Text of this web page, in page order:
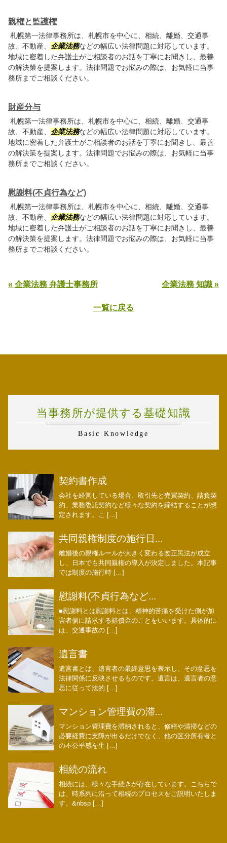
親権と監護権
札幌第一法律事務所は、札幌市を中心に、相続、離婚、交通事
故、不動産、 企業法務などの幅広い法律問題に対応しています。
地域に密着した弁護士がご相談者のお話を丁寧にお聞きし、最善
の解決策を提案します。法律問題でお悩みの際は、お気軽に当事
務所までご相談ください。
財産分与
札幌第一法律事務所は、札幌市を中心に、相続、離婚、交通事
故、不動産、 企業法務などの幅広い法律問題に対応しています。
地域に密着した弁護士がご相談者のお話を丁寧にお聞きし、最善
の解決策を提案します。法律問題でお悩みの際は、お気軽に当事
務所までご相談ください。
慰謝料(不貞行為など)
札幌第一法律事務所は、札幌市を中心に、相続、離婚、交通事
故、不動産、 企業法務などの幅広い法律問題に対応しています。
地域に密着した弁護士がご相談者のお話を丁寧にお聞きし、最善
の解決策を提案します。法律問題でお悩みの際は、お気軽に当事
務所までご相談ください。
« 企業法務 弁護士事務所 企業法務 知識 »
一覧に戻る
当事務所が提供する基礎知識
Basic Knowledge
契約書作成
会社を経営している場合、取引先と売買契約、請負契
約、業務委託契約など様々な契約を締結することが想
定されます。こ […]
共同親権制度の施行日...
離婚後の親権ルールが大きく変わる改正民法が成立
し、日本でも共同親権の導入が決定しました。本記事
では制度の施行時 […]
慰謝料(不貞行為など...
■慰謝料とは慰謝料とは、精神的苦痛を受けた側が加
害者側に請求する賠償金のことをいいます。具体的に
は、交通事故の […]
遺言書
遺言書とは、遺言者の最終意思を表示し、その意思を
法律関係に反映させるものです。遺言は、遺言者の意
思に従って法的 […]
マンション管理費の滞...
マンション管理費を滞納されると、修繕や清掃などの
必要経費に支障が出るだけでなく、他の区分所有者と
の不公平感を生 […]
相続の流れ
相続には、様々な手続きが存在しています。こちらで
は、時系列に沿って相続のプロセスをご説明いたしま
す。&nbsp […]